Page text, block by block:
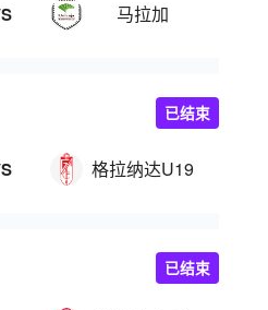
马拉加
格拉纳达U19
已结束
已结束